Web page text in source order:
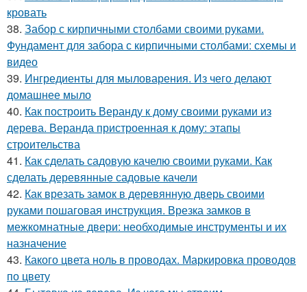
кровать
38. Забор с кирпичными столбами своими руками.
Фундамент для забора с кирпичными столбами: схемы и
видео
39. Ингредиенты для мыловарения. Из чего делают
домашнее мыло
40. Как построить Веранду к дому своими руками из
дерева. Веранда пристроенная к дому: этапы
строительства
41. Как сделать садовую качелю своими руками. Как
сделать деревянные садовые качели
42. Как врезать замок в деревянную дверь своими
руками пошаговая инструкция. Врезка замков в
межкомнатные двери: необходимые инструменты и их
назначение
43. Какого цвета ноль в проводах. Маркировка проводов
по цвету